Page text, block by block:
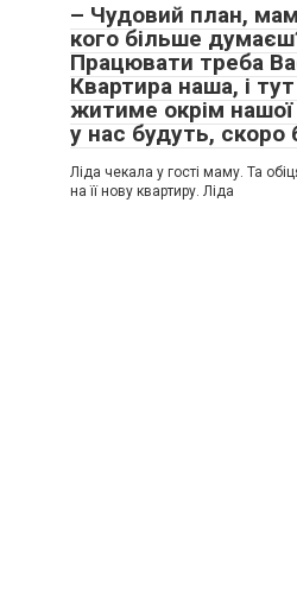
– Чудовий план,
кого більше
Працювати треба
Квартира наша, і
житиме окрім
у нас будуть, скоро
Ліда чекала у гості маму. Та
на її нову квартиру. Ліда